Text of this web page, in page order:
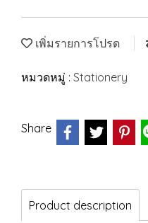
เพิ่มรายการโปรด
หมวดหมู่ : Stationery
Share
Product description